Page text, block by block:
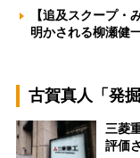
【追及スクープ・
明かされる柳瀬健
古賀真人「発
三菱
評価